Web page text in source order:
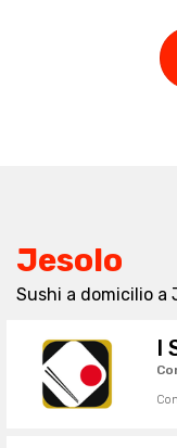
Jesolo
Sushi a domicilio a
I